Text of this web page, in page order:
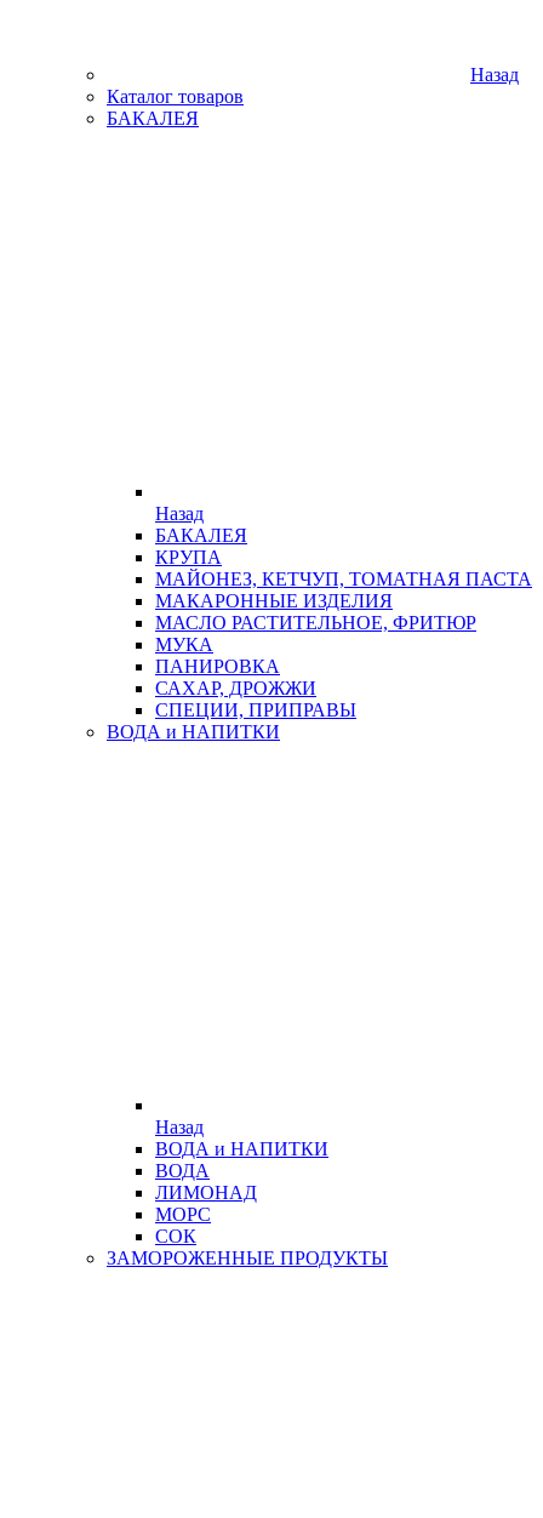
Назад
Каталог товаров
БАКАЛЕЯ
Назад
БАКАЛЕЯ
КРУПА
МАЙОНЕЗ, КЕТЧУП, ТОМАТНАЯ ПАСТА
МАКАРОННЫЕ ИЗДЕЛИЯ
МАСЛО РАСТИТЕЛЬНОЕ, ФРИТЮР
МУКА
ПАНИРОВКА
САХАР, ДРОЖЖИ
СПЕЦИИ, ПРИПРАВЫ
ВОДА и НАПИТКИ
Назад
ВОДА и НАПИТКИ
ВОДА
ЛИМОНАД
МОРС
СОК
ЗАМОРОЖЕННЫЕ ПРОДУКТЫ